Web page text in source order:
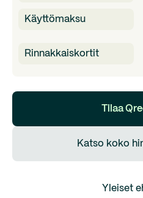
Käyttömaksu
Rinnakkaiskortit
Tilaa
Katso koko
Yleiset